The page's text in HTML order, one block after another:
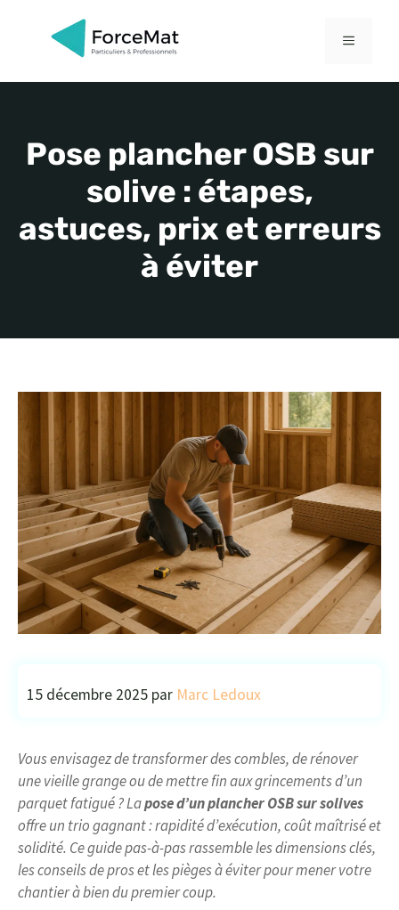
MENU
Pose plancher OSB sur
solive : étapes,
astuces, prix et erreurs
à éviter
15 décembre 2025 par Marc Ledoux
Vous envisagez de transformer des combles, de rénover
une vieille grange ou de mettre fin aux grincements d’un
parquet fatigué ? Lapose d’un plancher OSB sur solives
offre un trio gagnant : rapidité d’exécution, coût maîtrisé et
solidité. Ce guide pas-à-pas rassemble les dimensions clés,
les conseils de pros et les pièges à éviter pour mener votre
chantier à bien du premier coup.